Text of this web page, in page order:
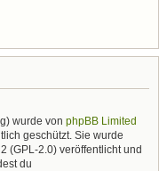
wurde von phpBB Limited
geschützt. Sie wurde
(GPL-2.0) veröffentlicht und
du